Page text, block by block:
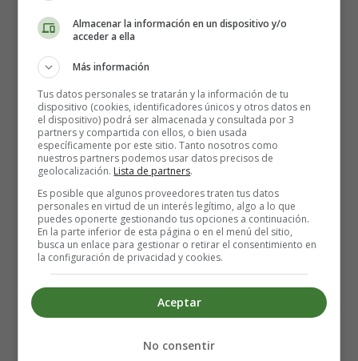
Get back (A.S.A.P) -
Alexandra Stan, Letra y
Vídeo de la Canción
Letra y Vídeo de la canción
Mr. Saxobeat, de Alexandra
Stan
Yeah,yeah-yeah
Oh,yeah (4x)
Baby, dance with me and feel the waves, feel the waves,
oh oh
You will want, wa-wa-wa want speaking is no time
Almacenar la información en un dispositivo y/o
acceder a ella
Más información
Tus datos personales se tratarán y la información de tu
dispositivo (cookies, identificadores únicos y otros datos en
el dispositivo) podrá ser almacenada y consultada por 3
partners y compartida con ellos, o bien usada
específicamente por este sitio. Tanto nosotros como
nuestros partners podemos usar datos precisos de
geolocalización. Lista de partners.
Es posible que algunos proveedores traten tus datos
personales en virtud de un interés legítimo, algo a lo que
puedes oponerte gestionando tus opciones a continuación.
En la parte inferior de esta página o en el menú del sitio,
busca un enlace para gestionar o retirar el consentimiento en
la configuración de privacidad y cookies.
Aceptar
No consentir